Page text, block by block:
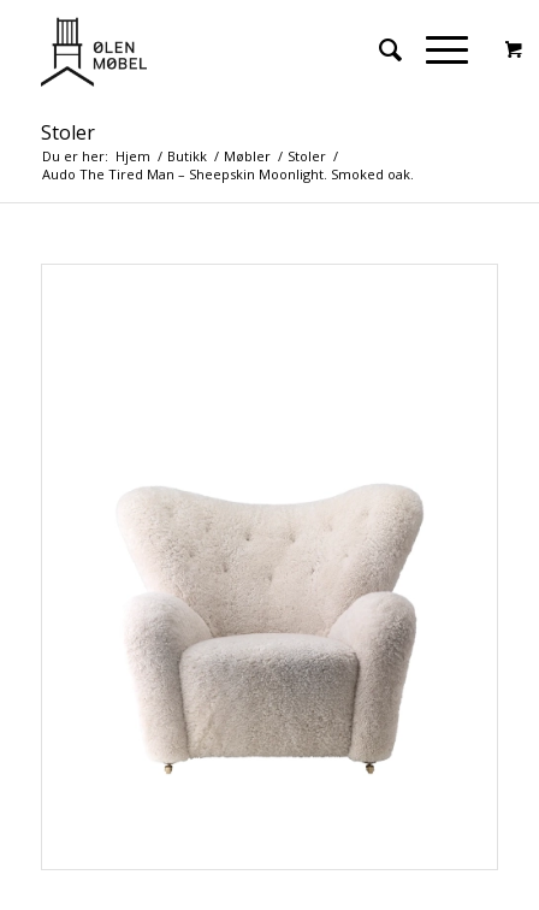
Stoler
Du er her: Hjem / Butikk / Møbler / Stoler /
Audo The Tired Man – Sheepskin Moonlight. Smoked oak.